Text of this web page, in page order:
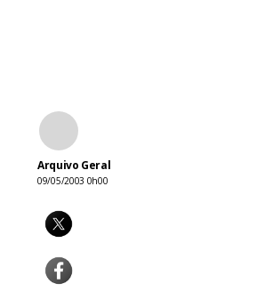
Arquivo Geral
09/05/2003 0h00